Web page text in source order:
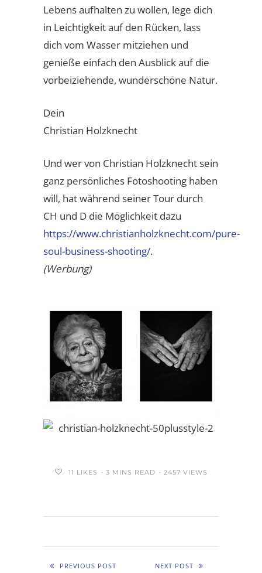
Lebens aufhalten zu wollen, lege dich
in Leichtigkeit auf den Rücken, lass
dich vom Wasser mitziehen und
genieße einfach den Ausblick auf die
vorbeiziehende, wunderschöne Natur.
Dein
Christian Holzknecht
Und wer von Christian Holzknecht sein
ganz persönliches Fotoshooting haben
will, hat während seiner Tour durch
CH und D die Möglichkeit dazu
https://www.christianholzknecht.com/pure-
soul-business-shooting/.
(Werbung)
11 LIKES 3 MINS READ 2457 VIEWS
PREVIOUS POST NEXT POST